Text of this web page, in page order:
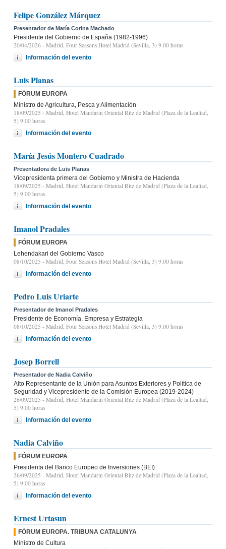
Felipe González Márquez
Presentador de María Corina Machado
Presidente del Gobierno de España (1982-1996)
20/04/2026 - Madrid, Four Seasons Hotel Madrid (Sevilla, 3) 9.00 horas
Información del evento
Luis Planas
FÓRUM EUROPA
Ministro de Agricultura, Pesca y Alimentación
18/09/2025 - Madrid, Hotel Mandarin Oriental Ritz de Madrid (Plaza de la Lealtad,
5) 9:00 horas
Información del evento
María Jesús Montero Cuadrado
Presentadora de Luis Planas
Vicepresidenta primera del Gobierno y Ministra de Hacienda
18/09/2025 - Madrid, Hotel Mandarin Oriental Ritz de Madrid (Plaza de la Lealtad,
5) 9:00 horas
Información del evento
Imanol Pradales
FÓRUM EUROPA
Lehendakari del Gobierno Vasco
08/10/2025 - Madrid, Four Seasons Hotel Madrid (Sevilla, 3) 9.00 horas
Información del evento
Pedro Luis Uriarte
Presentador de Imanol Pradales
Presidente de Economía, Empresa y Estrategia
08/10/2025 - Madrid, Four Seasons Hotel Madrid (Sevilla, 3) 9.00 horas
Información del evento
Josep Borrell
Presentador de Nadia Calviño
Alto Representante de la Unión para Asuntos Exteriores y Política de
Seguridad y Vicepresidente de la Comisión Europea (2019-2024)
26/09/2025 - Madrid, Hotel Mandarin Oriental Ritz de Madrid (Plaza de la Lealtad,
5) 9:00 horas
Información del evento
Nadia Calviño
FÓRUM EUROPA
Presidenta del Banco Europeo de Inversiones (BEI)
26/09/2025 - Madrid, Hotel Mandarin Oriental Ritz de Madrid (Plaza de la Lealtad,
5) 9:00 horas
Información del evento
Ernest Urtasun
FÓRUM EUROPA. TRIBUNA CATALUNYA
Ministro de Cultura